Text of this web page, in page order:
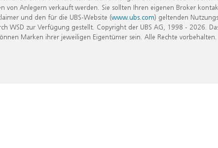
Anlegern verkauft werden. Sie sollten Ihren eigenen Broker
und den für die UBS-Website (www.ubs.com) geltenden
zur Verfügung gestellt. Copyright der UBS AG, 1998 - 2026.
Marken ihrer jeweiligen Eigentümer sein. Alle Rechte vorbehalten.